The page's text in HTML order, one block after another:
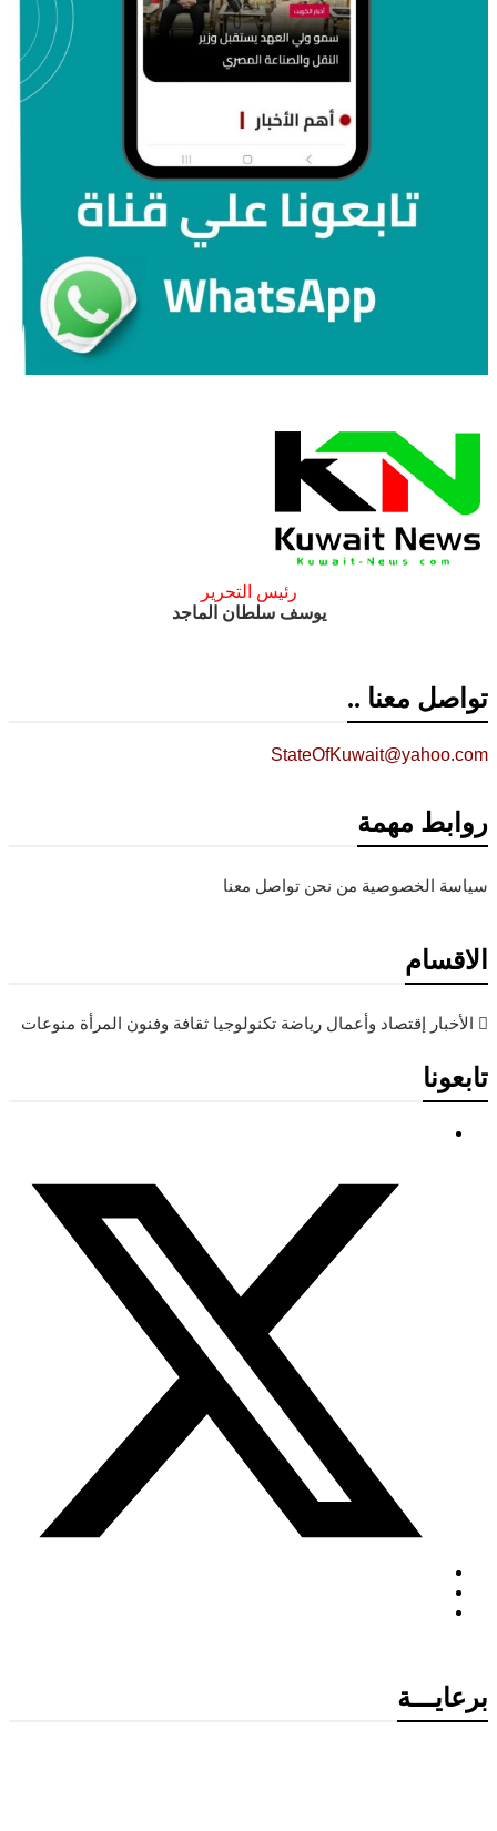
رئيس التحرير
يوسف سلطان الماجد
تواصل معنا ..
StateOfKuwait@yahoo.com
روابط مهمة
سياسة الخصوصية من نحن تواصل معنا
الاقسام
الأخبار إقتصاد وأعمال رياضة تكنولوجيا ثقافة وفنون المرأة منوعات
تابعونا
برعايـــة